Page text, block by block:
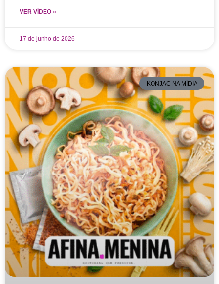
VER VÍDEO »
17 de junho de 2026
KONJAC NA MÍDIA